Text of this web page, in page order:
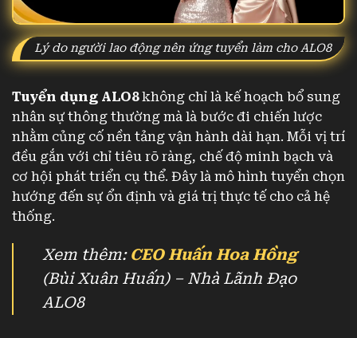
Lý do người lao động nên ứng tuyển làm cho ALO8
Tuyển dụng ALO8không chỉ là kế hoạch bổ sung
nhân sự thông thường mà là bước đi chiến lược
nhằm củng cố nền tảng vận hành dài hạn. Mỗi vị trí
đều gắn với chỉ tiêu rõ ràng, chế độ minh bạch và
cơ hội phát triển cụ thể. Đây là mô hình tuyển chọn
hướng đến sự ổn định và giá trị thực tế cho cả hệ
thống.
Xem thêm: CEO Huấn Hoa Hồng
(Bùi Xuân Huấn) – Nhà Lãnh Đạo
ALO8